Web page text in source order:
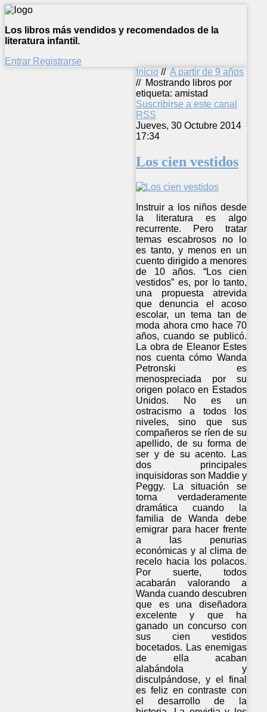
Los libros más vendidos y recomendados de la
literatura infantil.
Entrar Registrarse
Inicio // A partir de 9 años
// Mostrando libros por
etiqueta: amistad
Suscribirse a este canal
RSS
Jueves, 30 Octubre 2014
17:34
Los cien vestidos
Instruir a los niños desde
la literatura es algo
recurrente. Pero tratar
temas escabrosos no lo
es tanto, y menos en un
cuento dirigido a menores
de 10 años. “Los cien
vestidos” es, por lo tanto,
una propuesta atrevida
que denuncia el acoso
escolar, un tema tan de
moda ahora cmo hace 70
años, cuando se publicó.
La obra de Eleanor Estes
nos cuenta cómo Wanda
Petronski es
menospreciada por su
origen polaco en Estados
Unidos. No es un
ostracismo a todos los
niveles, sino que sus
compañeros se ríen de su
apellido, de su forma de
ser y de su acento. Las
dos principales
inquisidoras son Maddie y
Peggy. La situación se
torna verdaderamente
dramática cuando la
familia de Wanda debe
emigrar para hacer frente
a las penurias
económicas y al clima de
recelo hacia los polacos.
Por suerte, todos
acabarán valorando a
Wanda cuando descubren
que es una diseñadora
excelente y que ha
ganado un concurso con
sus cien vestidos
bocetados. Las enemigas
de ella acaban
alabándola y
disculpándose, y el final
es feliz en contraste con
el desarrollo de la